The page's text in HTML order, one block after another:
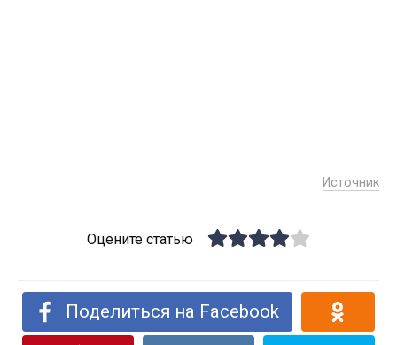
Источник
Оцените статью
Поделиться на Facebook